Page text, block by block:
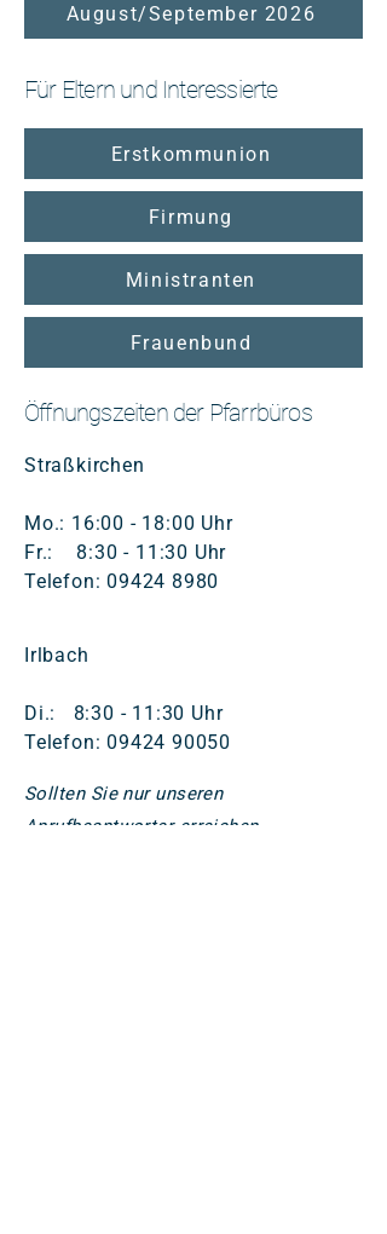
August/September 2026
Für Eltern und Interessierte
Erstkommunion
Firmung
Ministranten
Frauenbund
Öffnungszeiten der Pfarrbüros
Straßkirchen
Mo.: 16:00 - 18:00 Uhr
Fr.: 8:30 - 11:30 Uhr
Telefon:09424 8980
Irlbach
Di.: 8:30 - 11:30 Uhr
Telefon:09424 90050
Sollten Sie nur unseren
Anrufbeantworter erreichen,